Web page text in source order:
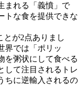
まれる「義憤」で
トな食を提供できな
とが2点ありまし
界では「ポリッ
を粥状にして食べる
して注目されるトレ
ちに逆輸入されるの